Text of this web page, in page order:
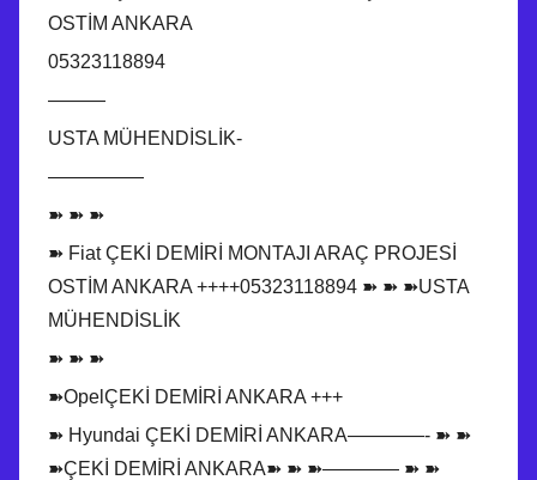
OSTİM ANKARA
05323118894
———
USTA MÜHENDİSLİK-
—————
➽ ➽ ➽
➽ Fiat ÇEKİ DEMİRİ MONTAJI ARAÇ PROJESİ
OSTİM ANKARA ++++05323118894 ➽ ➽ ➽USTA
MÜHENDİSLİK
➽ ➽ ➽
➽OpelÇEKİ DEMİRİ ANKARA +++
➽ Hyundai ÇEKİ DEMİRİ ANKARA————- ➽ ➽
➽ÇEKİ DEMİRİ ANKARA➽ ➽ ➽———— ➽ ➽